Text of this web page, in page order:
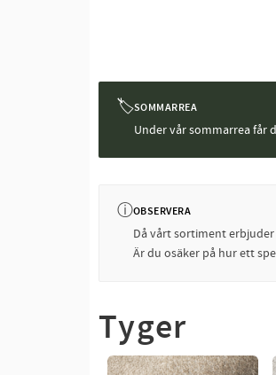
🏷SOMMARREA
Under vår sommarrea får
ⓘOBSERVERA
Då vårt sortiment
Är du osäker på hur ett
Tyger